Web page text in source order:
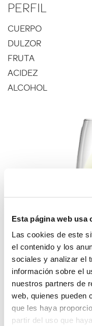
Esta página web usa
Las cookies de este
el contenido y los
sociales y analizar el
información sobre el
nuestros partners de
web, quienes pueden
que les haya
partir del uso que
PERFIL
CUERPO
DULZOR
FRUTA
ACIDEZ
ALCOHOL
UVA
Es la
Ribeira